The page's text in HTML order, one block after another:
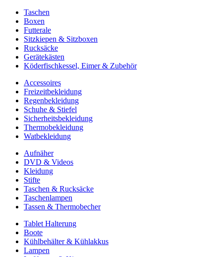
Taschen
Boxen
Futterale
Sitzkiepen & Sitzboxen
Rucksäcke
Gerätekästen
Köderfischkessel, Eimer & Zubehör
Accessoires
Freizeitbekleidung
Regenbekleidung
Schuhe & Stiefel
Sicherheitsbekleidung
Thermobekleidung
Watbekleidung
Aufnäher
DVD & Videos
Kleidung
Stifte
Taschen & Rucksäcke
Taschenlampen
Tassen & Thermobecher
Tablet Halterung
Boote
Kühlbehälter & Kühlakkus
Lampen